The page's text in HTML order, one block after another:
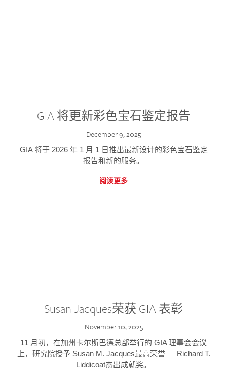
GIA 将更新彩色宝石鉴定报告
December 9, 2025
GIA 将于 2026 年 1 月 1 日推出最新设计的彩色宝石鉴定
报告和新的服务。
阅读更多
Susan Jacques荣获 GIA 表彰
November 10, 2025
11 月初，在加州卡尔斯巴德总部举行的 GIA 理事会会议
上，研究院授予 Susan M. Jacques最高荣誉 — Richard T.
Liddicoat杰出成就奖。